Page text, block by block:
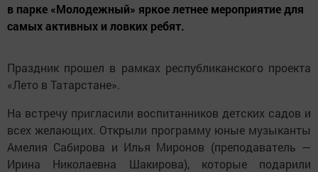
в парке «Молодежный» яркое летнее мероприятие для
самых активных и ловких ребят.
Праздник прошел в рамках республиканского проекта
«Лето в Татарстане».
На встречу пригласили воспитанников детских садов и
всех желающих. Открыли программу юные музыканты
Амелия Сабирова и Илья Миронов (преподаватель —
Ирина Николаевна Шакирова), которые подарили